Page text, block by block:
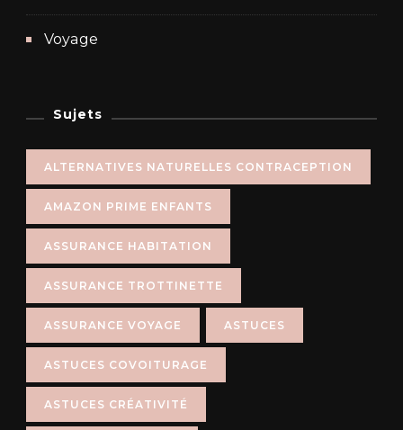
Voyage
Sujets
ALTERNATIVES NATURELLES CONTRACEPTION
AMAZON PRIME ENFANTS
ASSURANCE HABITATION
ASSURANCE TROTTINETTE
ASSURANCE VOYAGE ASTUCES
ASTUCES COVOITURAGE
ASTUCES CRÉATIVITÉ